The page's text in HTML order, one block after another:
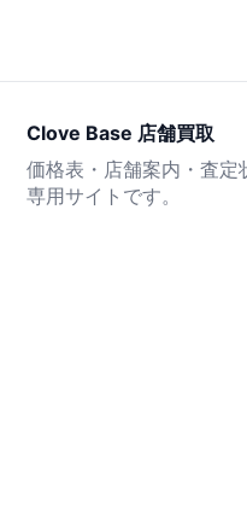
Clove Base 店舗買取
価格表・店舗案内・査定
専用サイトです。